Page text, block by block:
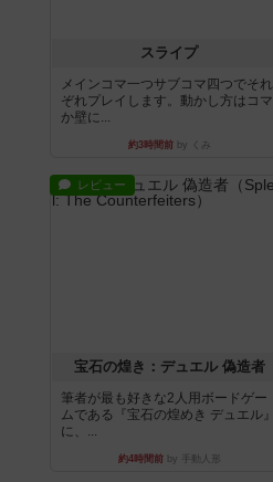
スライプ
メインコマ一つサブコマ四つでそれ
ぞれプレイします。動かし方はコマ
か壁に...
約3時間前by くみ
レビュー
宝石の煌き：デュエル 偽造者
筆者が最も好きな2人用ボードゲー
ムである『宝石の煌めき デュエル』
に、...
約4時間前by 手動人形